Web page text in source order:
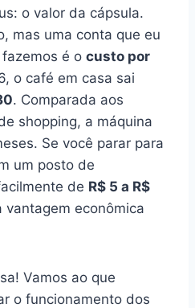
o valor da cápsula.
mas uma conta que eu
é o custo por
o café em casa sai
. Comparada aos
shopping, a máquina
Se você parar para
um posto de
de R$ 5 a R$
vantagem econômica
Vamos ao que
o funcionamento dos